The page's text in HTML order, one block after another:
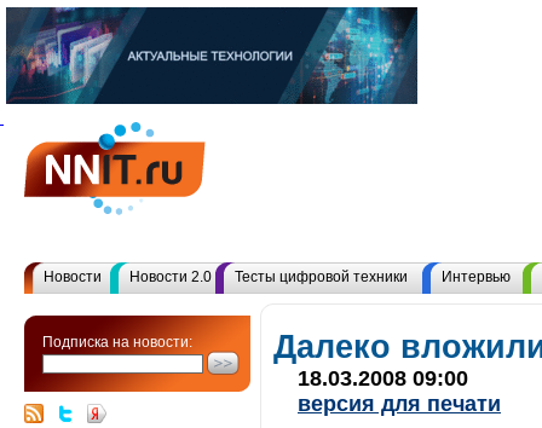
Новости Новости 2.0 Тесты цифровой техники Интервью
Подписка на новости: Далеко
18.03.2008 09:00
версия для печати